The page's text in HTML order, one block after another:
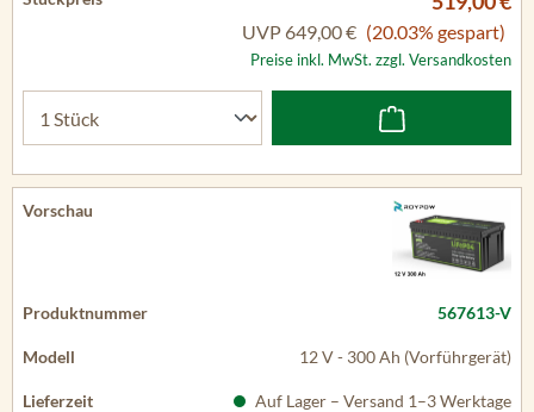
UVP 649,00 € (20.03% gespart)
Preise inkl. MwSt. zzgl. Versandkosten
567613-V
12 V - 300 Ah (Vorführgerät)
Auf Lager – Versand 1–3 Werktage